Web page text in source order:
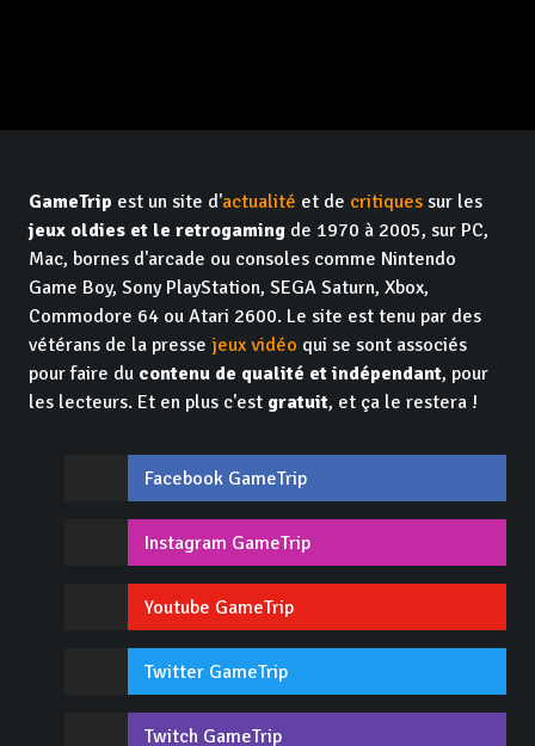
GameTrip est un site d'actualité et de critiques sur les
jeux oldies et le retrogaming de 1970 à 2005, sur PC,
Mac, bornes d'arcade ou consoles comme Nintendo
Game Boy, Sony PlayStation, SEGA Saturn, Xbox,
Commodore 64 ou Atari 2600. Le site est tenu par des
vétérans de la presse jeux vidéo qui se sont associés
pour faire du contenu de qualité et indépendant, pour
les lecteurs. Et en plus c'est gratuit, et ça le restera !
Facebook GameTrip
Instagram GameTrip
Youtube GameTrip
Twitter GameTrip
Twitch GameTrip